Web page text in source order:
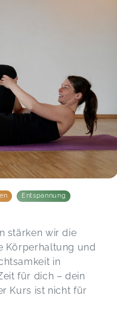
Entspannung
stärken wir die
Körperhaltung und
in
für dich – dein
Kurs ist nicht für